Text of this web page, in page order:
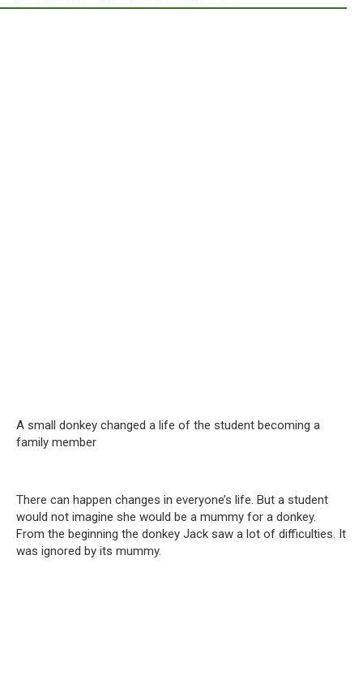
A small donkey changed a life of the student becoming a
family member
There can happen changes in everyone’s life. But a student
would not imagine she would be a mummy for a donkey.
From the beginning the donkey Jack saw a lot of difficulties. It
was ignored by its mummy.